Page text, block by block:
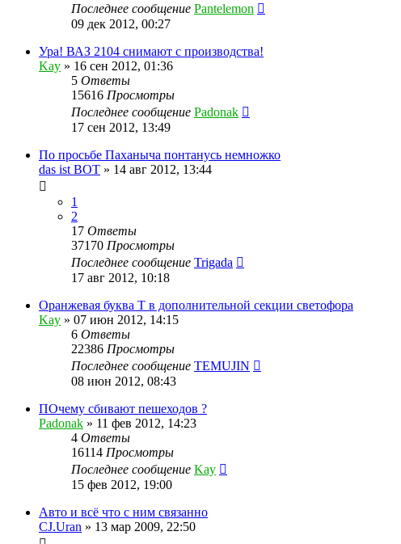
Последнее сообщение Pantelemon
09 дек 2012, 00:27
Ура! ВАЗ 2104 снимают с производства!
Kay » 16 сен 2012, 01:36
5 Ответы
15616 Просмотры
Последнее сообщение Padonak
17 сен 2012, 13:49
По просьбе Паханыча понтанусь немножко
das ist BOT » 14 авг 2012, 13:44
1
2
17 Ответы
37170 Просмотры
Последнее сообщение Trigada
17 авг 2012, 10:18
Оранжевая буква Т в дополнительной секции светофора
Kay » 07 июн 2012, 14:15
6 Ответы
22386 Просмотры
Последнее сообщение TEMUJIN
08 июн 2012, 08:43
ПОчему сбивают пешеходов ?
Padonak » 11 фев 2012, 14:23
4 Ответы
16114 Просмотры
Последнее сообщение Kay
15 фев 2012, 19:00
Авто и всё что с ним связанно
CJ.Uran » 13 мар 2009, 22:50